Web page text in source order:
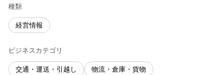
種類
経営情報
ビジネスカテゴリ
交通・運送・引越し 物流・倉庫・貨物